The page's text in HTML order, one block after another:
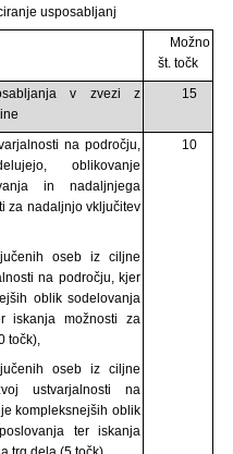
usposabljanj
Možno
št. točk
v zvezi z
15
na področju,
oblikovanje
in nadaljnjega
za nadaljnjo vključitev
10
oseb iz ciljne
na področju, kjer
oblik sodelovanja
iskanja možnosti za
točk),
oseb iz ciljne
ustvarjalnosti na
kompleksnejših oblik
ter iskanja